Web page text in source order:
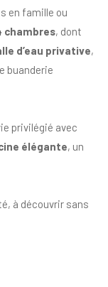
en famille ou
chambres, dont
d’eau privative,
buanderie
privilégié avec
élégante, un
à découvrir sans